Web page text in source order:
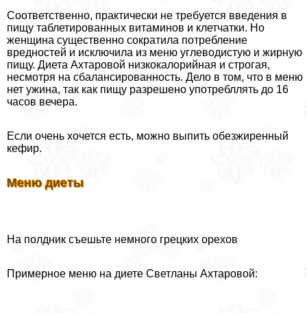
Соответственно, пpaктически не требуется введения в
пищу таблетированных витаминов и клетчатки. Но
женщина существенно сократила потрeбление
вредностей и исключила из меню углеводистую и жирную
пищу. Диета Ахтаровой низкокалорийная и строгая,
несмотря на сбалансированность. Дело в том, что в меню
нет ужина, так как пищу разрешено употрeбллять до 16
часов вечера.
Если очень хочется есть, можно выпить обезжиренный
кефир.
Меню диеты
На полдник съешьте немного грецких орехов
Примерное меню на диете Светланы Ахтаровой: